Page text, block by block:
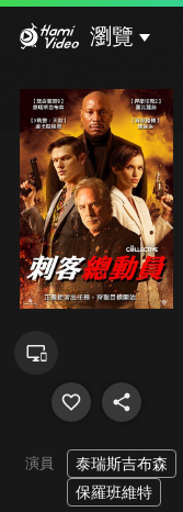
瀏覽
演員 泰瑞斯吉布森
保羅班維特